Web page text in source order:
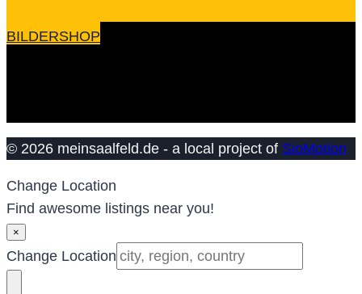
BILDERSHOP
© 2026 meinsaalfeld.de - a local project of SioMotion
Change Location
Find awesome listings near you!
×
Change Location